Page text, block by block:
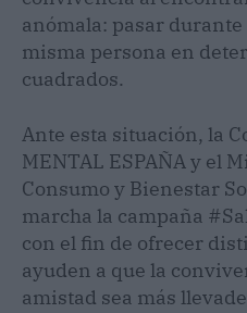
anómala: pasar
misma persona en
cuadrados.
Ante esta situación, la
MENTAL ESPAÑA y el
Consumo y Bienestar
marcha la campaña
con el fin de ofrecer
ayuden a que la
amistad sea más